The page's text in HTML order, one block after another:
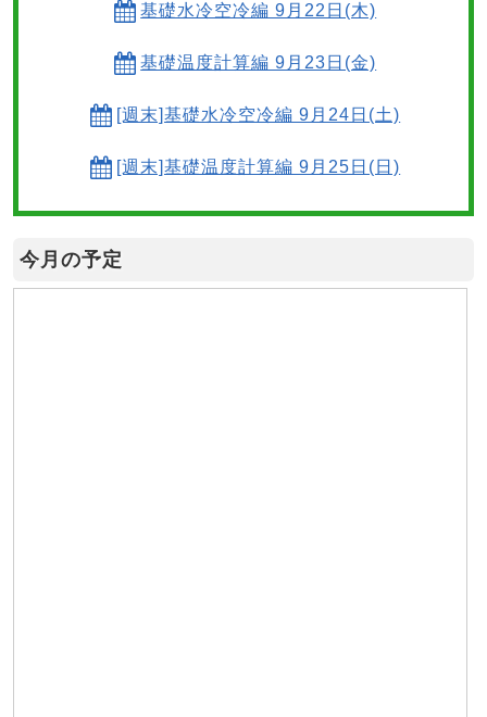
基礎水冷空冷編 9月22日(木)
基礎温度計算編 9月23日(金)
[週末]基礎水冷空冷編 9月24日(土)
[週末]基礎温度計算編 9月25日(日)
今月の予定